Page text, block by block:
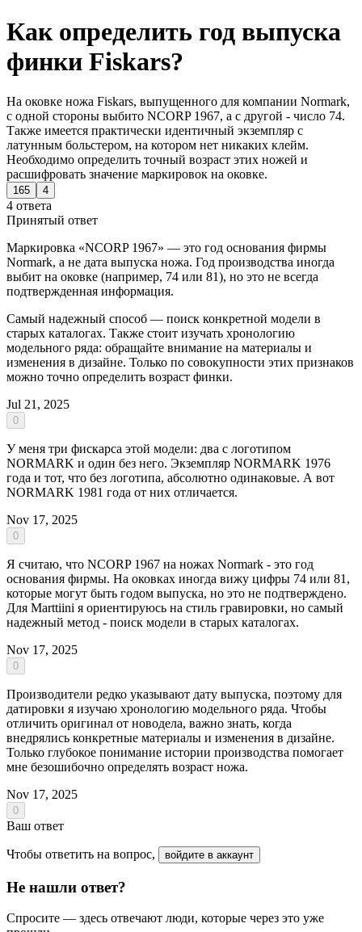
Как определить год выпуска
финки Fiskars?
На оковке ножа Fiskars, выпущенного для компании Normark,
с одной стороны выбито NCORP 1967, а с другой - число 74.
Также имеется практически идентичный экземпляр с
латунным больстером, на котором нет никаких клейм.
Необходимо определить точный возраст этих ножей и
расшифровать значение маркировок на оковке.
165 4
4 ответа
Принятый ответ
Маркировка «NCORP 1967» — это год основания фирмы
Normark, а не дата выпуска ножа. Год производства иногда
выбит на оковке (например, 74 или 81), но это не всегда
подтвержденная информация.
Самый надежный способ — поиск конкретной модели в
старых каталогах. Также стоит изучать хронологию
модельного ряда: обращайте внимание на материалы и
изменения в дизайне. Только по совокупности этих признаков
можно точно определить возраст финки.
Jul 21, 2025
0
У меня три фискарса этой модели: два с логотипом
NORMARK и один без него. Экземпляр NORMARK 1976
года и тот, что без логотипа, абсолютно одинаковые. А вот
NORMARK 1981 года от них отличается.
Nov 17, 2025
0
Я считаю, что NCORP 1967 на ножах Normark - это год
основания фирмы. На оковках иногда вижу цифры 74 или 81,
которые могут быть годом выпуска, но это не подтверждено.
Для Marttiini я ориентируюсь на стиль гравировки, но самый
надежный метод - поиск модели в старых каталогах.
Nov 17, 2025
0
Производители редко указывают дату выпуска, поэтому для
датировки я изучаю хронологию модельного ряда. Чтобы
отличить оригинал от новодела, важно знать, когда
внедрялись конкретные материалы и изменения в дизайне.
Только глубокое понимание истории производства помогает
мне безошибочно определять возраст ножа.
Nov 17, 2025
0
Ваш ответ
Чтобы ответить на вопрос, войдите в аккаунт
Не нашли ответ?
Спросите — здесь отвечают люди, которые через это уже